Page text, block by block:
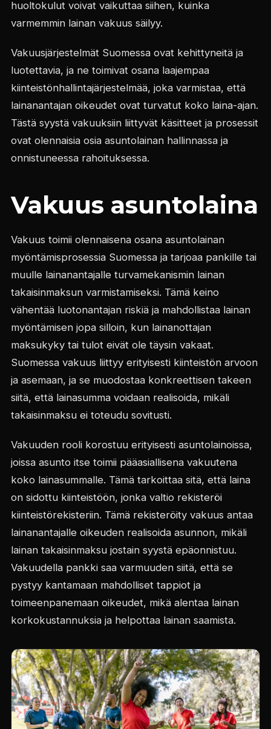
huoltokulut voivat vaikuttaa siihen, kuinka
varmemmin lainan vakuus säilyy.
Vakuusjärjestelmät Suomessa ovat kehittyneitä ja
luotettavia, ja ne toimivat osana laajempaa
kiinteistönhallintajärjestelmää, joka varmistaa, että
lainanantajan oikeudet ovat turvatut koko laina-ajan.
Tästä syystä vakuuksiin liittyvät käsitteet ja prosessit
ovat olennaisia osia asuntolainan hallinnassa ja
onnistuneessa rahoituksessa.
Vakuus asuntolaina
Vakuus toimii olennaisena osana asuntolainan
myöntämisprosessia Suomessa ja tarjoaa pankille tai
muulle lainanantajalle turvamekanismin lainan
takaisinmaksun varmistamiseksi. Tämä keino
vähentää luotonantajan riskiä ja mahdollistaa lainan
myöntämisen jopa silloin, kun lainanottajan
maksukyky tai tulot eivät ole täysin vakaat.
Suomessa vakuus liittyy erityisesti kiinteistön arvoon
ja asemaan, ja se muodostaa konkreettisen takeen
siitä, että lainasumma voidaan realisoida, mikäli
takaisinmaksu ei toteudu sovitusti.
Vakuuden rooli korostuu erityisesti asuntolainoissa,
joissa asunto itse toimii pääasiallisena vakuutena
koko lainasummalle. Tämä tarkoittaa sitä, että laina
on sidottu kiinteistöön, jonka valtio rekisteröi
kiinteistörekisteriin. Tämä rekisteröity vakuus antaa
lainanantajalle oikeuden realisoida asunnon, mikäli
lainan takaisinmaksu jostain syystä epäonnistuu.
Vakuudella pankki saa varmuuden siitä, että se
pystyy kantamaan mahdolliset tappiot ja
toimeenpanemaan oikeudet, mikä alentaa lainan
korkokustannuksia ja helpottaa lainan saamista.